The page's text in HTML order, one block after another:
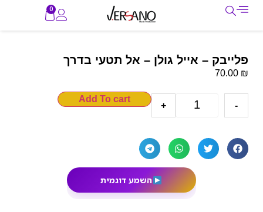
0
פלייבק – אייל גולן – אל תטעי בדרך
70.00 ₪
-
+
Add To cart
השמע דוגמית